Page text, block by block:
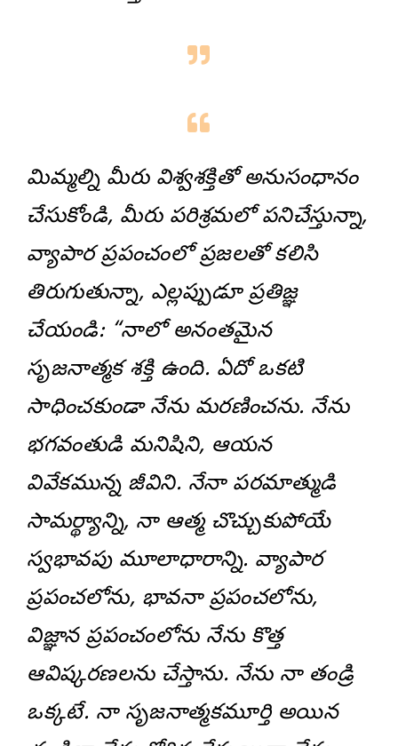
మిమ్మల్ని మీరు విశ్వశక్తితో అనుసంధానం
చేసుకోండి, మీరు పరిశ్రమలో పనిచేస్తున్నా,
వ్యాపార ప్రపంచంలో ప్రజలతో కలిసి
తిరుగుతున్నా, ఎల్లప్పుడూ ప్రతిజ్ఞ
చేయండి: “నాలో అనంతమైన
సృజనాత్మక శక్తి ఉంది. ఏదో ఒకటి
సాధించకుండా నేను మరణించను. నేను
భగవంతుడి మనిషిని, ఆయన
వివేకమున్న జీవిని. నేనా పరమాత్ముడి
సామర్థ్యాన్ని, నా ఆత్మ చొచ్చుకుపోయే
స్వభావపు మూలాధారాన్ని. వ్యాపార
ప్రపంచలోను, భావనా ప్రపంచలోను,
విజ్ఞాన ప్రపంచంలోను నేను కొత్త
ఆవిష్కరణలను చేస్తాను. నేను నా తండ్రి
ఒక్కటే. నా సృజనాత్మకమూర్తి అయిన